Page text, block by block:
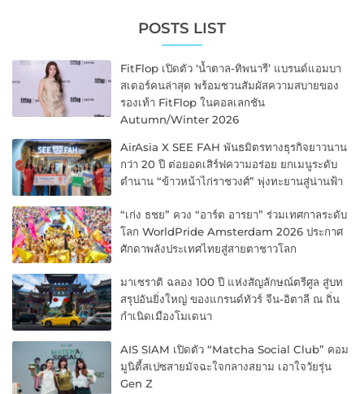
POSTS LIST
FitFlop เปิดตัว ‘น้ำตาล-ทิพนารี’ แบรนด์แอมบา
สเดอร์คนล่าสุด พร้อมชวนสัมผัสความสบายของ
รองเท้า FitFlop ในคอลเลกชัน
Autumn/Winter 2026
AirAsia X SEE FAH พันธมิตรทางธุรกิจยาวนาน
กว่า 20 ปี ต่อยอดเสิร์ฟความอร่อย ยกเมนูระดับ
ตำนาน “ข้าวหน้าไก่ราชวงศ์” พุ่งทะยานสู่น่านฟ้า
“เก่ง ธชย” ควง “อาร์ต อารยา” ร่วมเทศกาลระดับ
โลก WorldPride Amsterdam 2026 ประกาศ
ศักดาพลังประเทศไทยสู่สายตาชาวโลก
มาเซราติ ฉลอง 100 ปี แห่งสัญลักษณ์ตรีศูล สู่บท
สรุปอันยิ่งใหญ่ ของแกรนด์ทัวร์ จีน-อิตาลี ณ ถิ่น
กำเนิดเมืองโมเดนา
AIS SIAM เปิดตัว “Matcha Social Club” คอม
มูนิตี้สเปซสายมัจฉะใจกลางสยาม เอาใจวัยรุ่น
Gen Z